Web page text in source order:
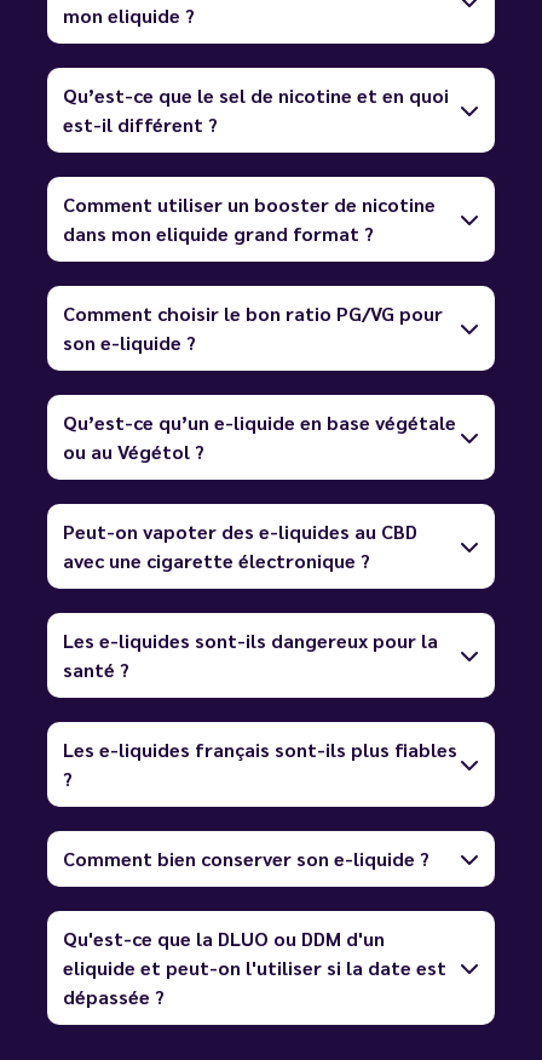
mon eliquide ?
Qu’est-ce que le sel de nicotine et en quoi
est-il différent ?
Comment utiliser un booster de nicotine
dans mon eliquide grand format ?
Comment choisir le bon ratio PG/VG pour
son e-liquide ?
Qu’est-ce qu’un e-liquide en base végétale
ou au Végétol ?
Peut-on vapoter des e-liquides au CBD
avec une cigarette électronique ?
Les e-liquides sont-ils dangereux pour la
santé ?
Les e-liquides français sont-ils plus fiables
?
Comment bien conserver son e-liquide ?
Qu'est-ce que la DLUO ou DDM d'un
eliquide et peut-on l'utiliser si la date est
dépassée ?